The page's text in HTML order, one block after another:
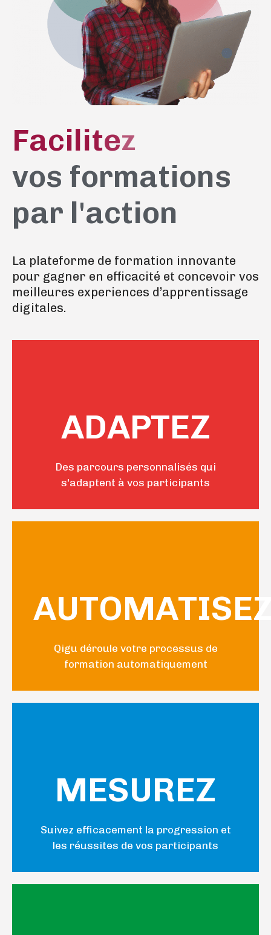
Facilitez
vos formations
par l'action
La plateforme de formation innovante
pour gagner en efficacité et concevoir vos
meilleures experiences d’apprentissage
digitales.
ADAPTEZ
Des parcours personnalisés qui
s'adaptent à vos participants
Pour une
formation
encore plus
pertinente
engageante
Qigu déroule votre processus de
formation automatiquement
Gagnez en
temps et en
MESUREZ
Suivez efficacement la progression et
les réussites de vos participants
Accessible
en quelques
clics pour
formateurs
managers
société !